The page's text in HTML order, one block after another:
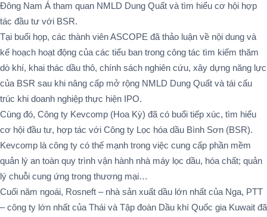
Đông Nam Á tham quan NMLD Dung Quất và tìm hiểu cơ hội hợp
tác đầu tư với BSR.
Tại buổi họp, các thành viên ASCOPE đã thảo luận về nội dung và
kế hoạch hoạt động của các tiểu ban trong công tác tìm kiếm thăm
dò khí, khai thác dầu thô, chính sách nghiên cứu, xây dựng năng lực
của BSR sau khi nâng cấp mở rộng NMLD Dung Quất và tái cấu
trúc khi doanh nghiệp thực hiện IPO.
Cùng đó, Công ty Kevcomp (Hoa Kỳ) đã có buổi tiếp xúc, tìm hiểu
cơ hội đầu tư, hợp tác với Công ty Lọc hóa dầu Bình Sơn (BSR).
Kevcomp là công ty có thế mạnh trong việc cung cấp phần mềm
quản lý an toàn quy trình vận hành nhà máy lọc dầu, hóa chất; quản
lý chuỗi cung ứng trong thương mại…
Cuối năm ngoái, Rosneft – nhà sản xuất dầu lớn nhất của Nga, PTT
– công ty lớn nhất của Thái và Tập đoàn Dầu khí Quốc gia Kuwait đã